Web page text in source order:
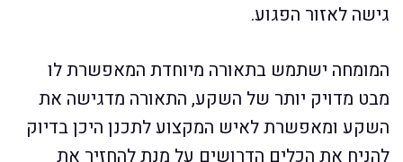
גישה לאזור הפגוע.
המומחה ישתמש בתאורה מיוחדת המאפשרת לו
מבט מדויק יותר של השקע, התאורה מדגישה את
השקע ומאפשרת לאיש המקצוע לתכנן היכן בדיוק
להניח את הכלים הדרושים על מנת להחזיר את